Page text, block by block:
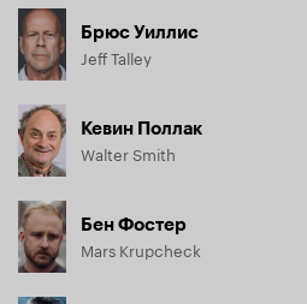
Брюс Уиллис
Jeff Talley
Кевин Поллак
Walter Smith
Бен Фостер
Mars Krupcheck